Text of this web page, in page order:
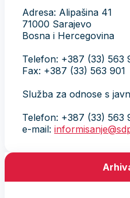
Adresa: Alipašina 41
71000 Sarajevo
Bosna i Hercegovina
Telefon: +387 (33) 563
Fax: +387 (33) 563 901
Služba za odnose s
Telefon: +387 (33) 563
e-mail: